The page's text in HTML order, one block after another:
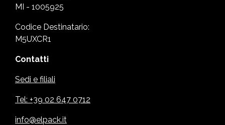
MI - 1005925
Codice Destinatario:
M5UXCR1
Contatti
Sedi e filiali
Tel: +39 02 647 0712
info@elpack.it